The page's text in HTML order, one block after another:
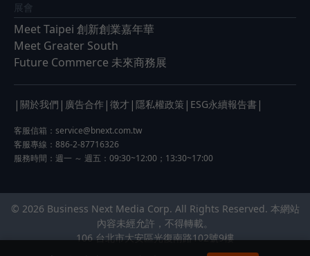
展會
Meet Taipei 創新創業嘉年華
Meet Greater South
Future Commerce 未來商務展
| 關於我們 | 廣告合作 | 徵才 | 隱私權政策 | ESG永續報告書 |
客服信箱： service@bnext.com.tw
客服專線：886-2-87716326
服務時間：週一 ～ 週五：09:30~12:00；13:30~17:00
© 2026 Business Next Media Corp. All Rights Reserved. 本網站
內容未經允許，不得轉載。
106 台北市大安區光復南路102號9樓